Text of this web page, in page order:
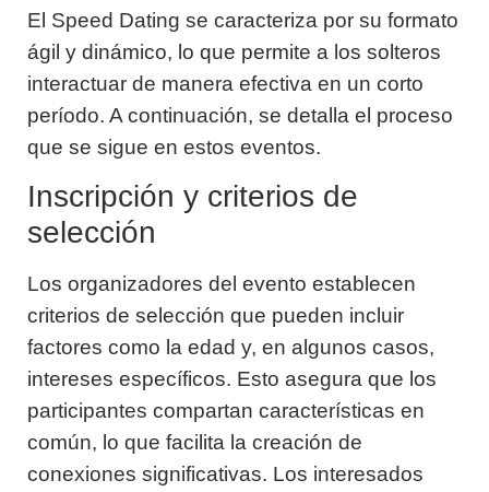
El Speed Dating se caracteriza por su formato
ágil y dinámico, lo que permite a los solteros
interactuar de manera efectiva en un corto
período. A continuación, se detalla el proceso
que se sigue en estos eventos.
Inscripción y criterios de
selección
Los organizadores del evento establecen
criterios de selección que pueden incluir
factores como la edad y, en algunos casos,
intereses específicos. Esto asegura que los
participantes compartan características en
común, lo que facilita la creación de
conexiones significativas. Los interesados